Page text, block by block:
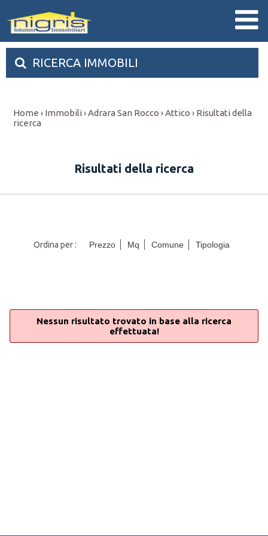
RICERCA IMMOBILI
Home › Immobili›Adrara San Rocco ›Attico › Risultati della
ricerca
Risultati della ricerca
Ordina per : Prezzo Mq Comune Tipologia
Nessun risultato trovato in base alla ricerca
effettuata!